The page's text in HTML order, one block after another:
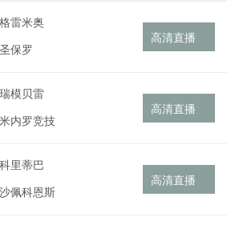
格雷米奥
圣保罗
高清直播
瑞模贝雷
米内罗竞技
高清直播
科里蒂巴
沙佩科恩斯
高清直播